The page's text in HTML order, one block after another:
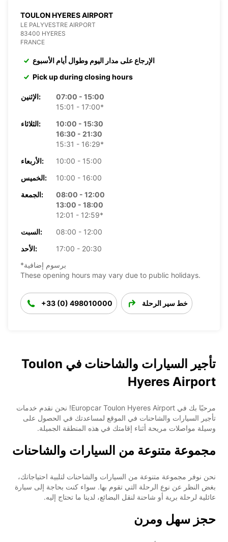
TOULON HYERES AIRPORT
LE PALYVESTRE AIRPORT
83400 HYERES
FRANCE
الإرجاع على مدار اليوم وطوال أيام الأسبوع
Pick up during closing hours
الإثنين:
07:00 - 15:00
15:01 - 17:00*
الثلاثاء:
10:00 - 15:30
16:30 - 21:30
15:31 - 16:29*
الأربعاء:
10:00 - 15:00
الخميس:
10:00 - 16:00
الجمعة:
08:00 - 12:00
13:00 - 18:00
12:01 - 12:59*
السبت:
08:00 - 12:00
الأحد:
17:00 - 20:30
*برسوم إضافية
These opening hours may vary due to public holidays.
+33 (0) 498010000 خط سير الرحلة
تأجير السيارات والشاحنات في Toulon
Hyeres Airport
مرحبًا بك في Europcar Toulon Hyeres Airport! نحن نقدم خدمات
تأجير السيارات والشاحنات في الموقع لمساعدتك في الحصول على
وسيلة مواصلات مريحة أثناء إقامتك في هذه المنطقة الجميلة.
مجموعة متنوعة من السيارات والشاحنات
نحن نوفر مجموعة متنوعة من السيارات والشاحنات لتلبية احتياجاتك،
بغض النظر عن نوع الرحلة التي تقوم بها. سواء كنت بحاجة إلى سيارة
عائلية لرحلة برية أو شاحنة لنقل البضائع، لدينا ما تحتاج إليه.
حجز سهل ومرن